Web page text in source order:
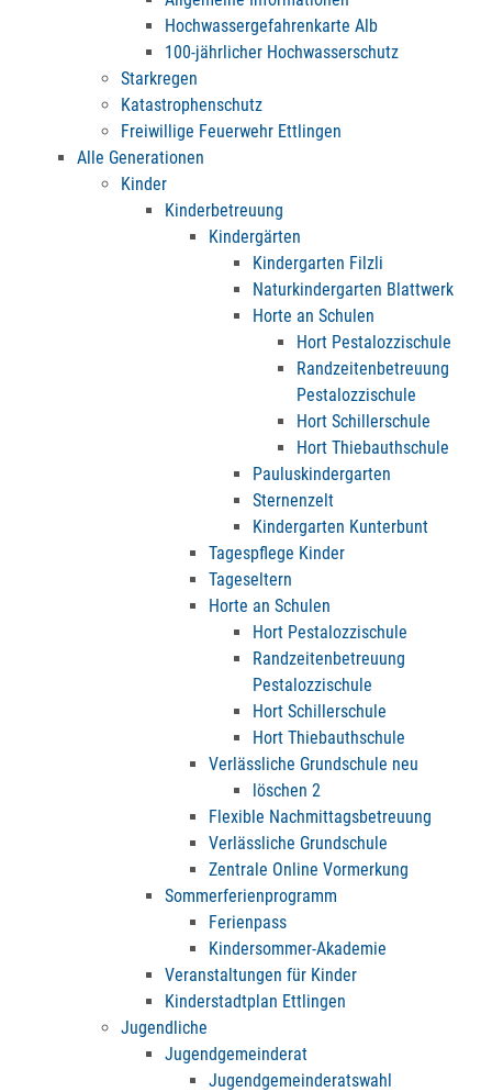
Hochwassergefahrenkarte Alb
100-jährlicher Hochwasserschutz
Starkregen
Katastrophenschutz
Freiwillige Feuerwehr Ettlingen
Alle Generationen
Kinder
Kinderbetreuung
Kindergärten
Kindergarten Filzli
Naturkindergarten Blattwerk
Horte an Schulen
Hort Pestalozzischule
Randzeitenbetreuung
Pestalozzischule
Hort Schillerschule
Hort Thiebauthschule
Pauluskindergarten
Sternenzelt
Kindergarten Kunterbunt
Tagespflege Kinder
Tageseltern
Horte an Schulen
Hort Pestalozzischule
Randzeitenbetreuung
Pestalozzischule
Hort Schillerschule
Hort Thiebauthschule
Verlässliche Grundschule neu
löschen 2
Flexible Nachmittagsbetreuung
Verlässliche Grundschule
Zentrale Online Vormerkung
Sommerferienprogramm
Ferienpass
Kindersommer-Akademie
Veranstaltungen für Kinder
Kinderstadtplan Ettlingen
Jugendliche
Jugendgemeinderat
Jugendgemeinderatswahl